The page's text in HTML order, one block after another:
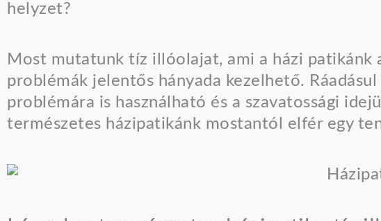
helyzet?
Most mutatunk tíz illóolajat, ami a házi patikánk
problémák jelentős hányada kezelhető.
problémára is használható és a szavatossági
természetes házipatikánk mostantól elfér egy